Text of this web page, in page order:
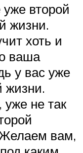
второй
жизни.
хоть и
ваша
у вас уже
жизни.
уже не так
Желаем вам,